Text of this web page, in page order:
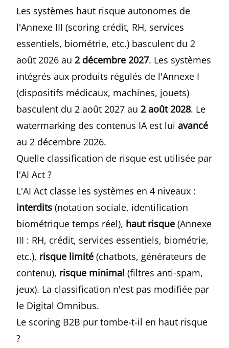
Les systèmes haut risque autonomes de
l'Annexe III (scoring crédit, RH, services
essentiels, biométrie, etc.) basculent du 2
août 2026 au 2 décembre 2027. Les systèmes
intégrés aux produits régulés de l'Annexe I
(dispositifs médicaux, machines, jouets)
basculent du 2 août 2027 au 2 août 2028. Le
watermarking des contenus IA est lui avancé
au 2 décembre 2026.
Quelle classification de risque est utilisée par
l'AI Act ?
L'AI Act classe les systèmes en 4 niveaux :
interdits (notation sociale, identification
biométrique temps réel), haut risque (Annexe
III : RH, crédit, services essentiels, biométrie,
etc.), risque limité (chatbots, générateurs de
contenu), risque minimal (filtres anti-spam,
jeux). La classification n'est pas modifiée par
le Digital Omnibus.
Le scoring B2B pur tombe-t-il en haut risque
?